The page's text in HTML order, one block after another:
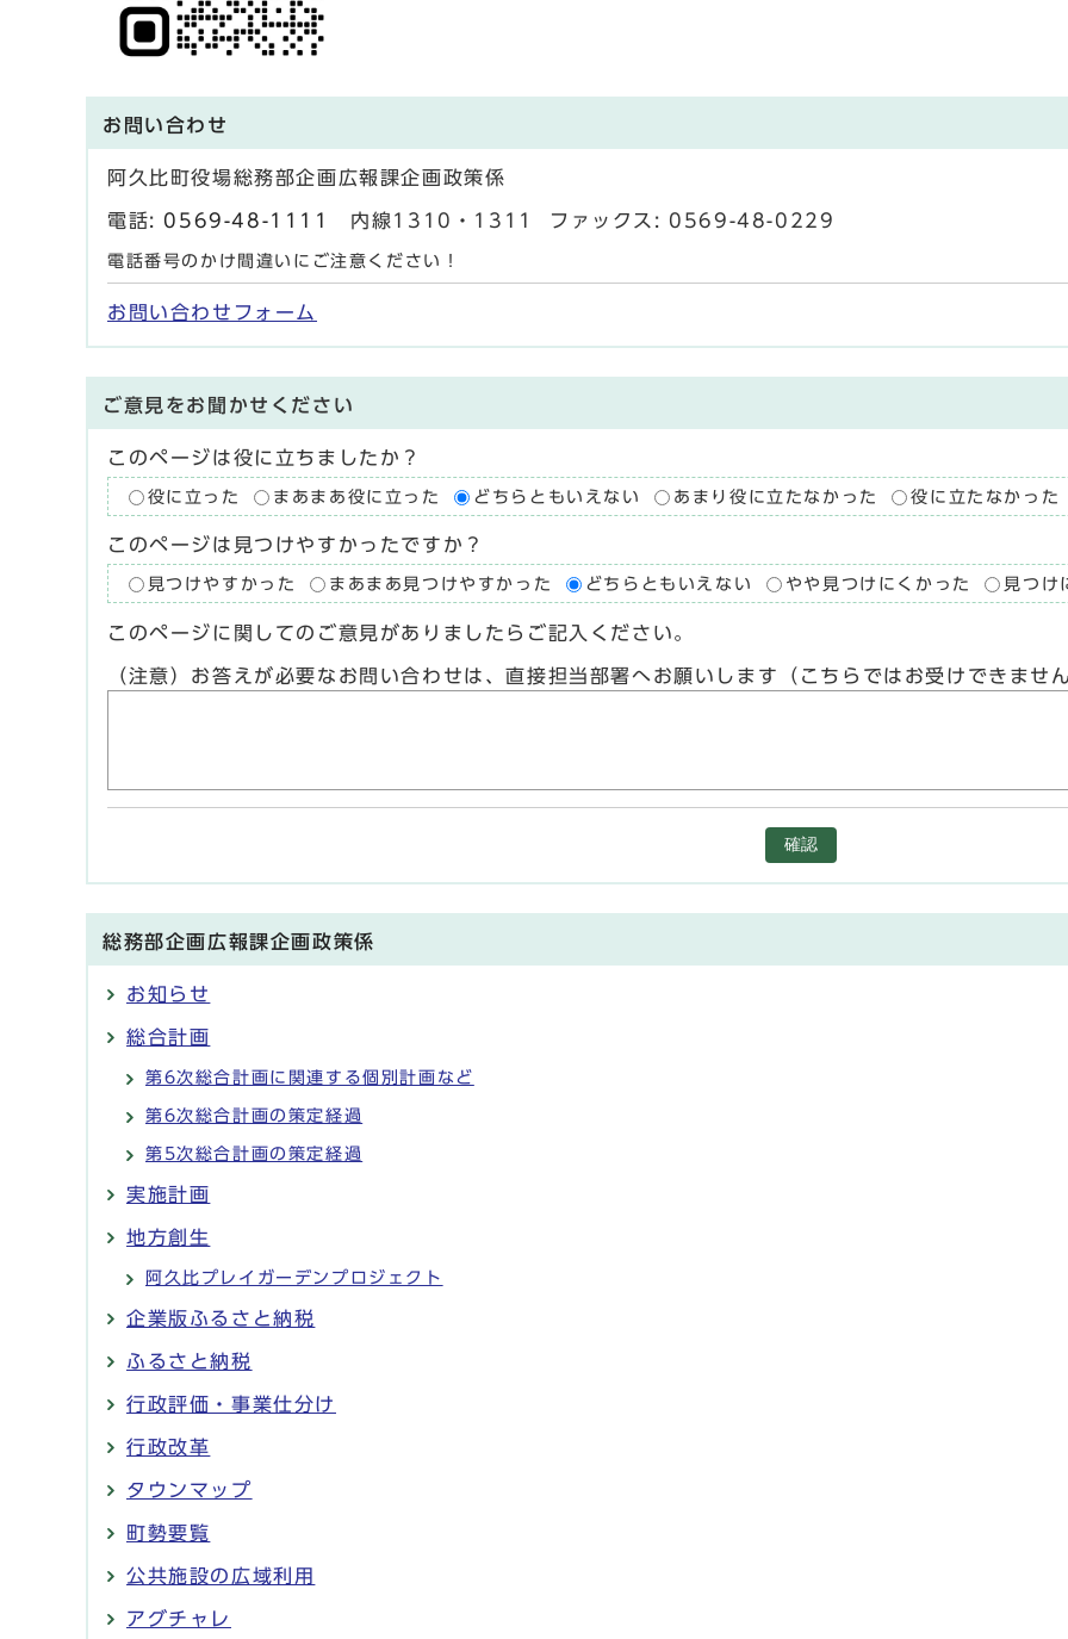
お問い合わせ
阿久比町役場総務部企画広報課企画政策係
電話: 0569-48-1111 内線1310・1311 ファックス: 0569-48-0229
電話番号のかけ間違いにご注意ください！
お問い合わせフォーム
ご意見をお聞かせください
このページは役に立ちましたか？
役に立った まあまあ役に立った どちらともいえない あまり役に立たなかった 役に立たなかった
このページは見つけやすかったですか？
見つけやすかった まあまあ見つけやすかった どちらともいえない やや見つけにくかった 見つけ
このページに関してのご意見がありましたらご記入ください。
（注意）お答えが必要なお問い合わせは、直接担当部署へお願いします（こちらではお受けできません
確認
総務部企画広報課企画政策係
お知らせ
総合計画
第6次総合計画に関連する個別計画など
第6次総合計画の策定経過
第5次総合計画の策定経過
実施計画
地方創生
阿久比プレイガーデンプロジェクト
企業版ふるさと納税
ふるさと納税
行政評価・事業仕分け
行政改革
タウンマップ
町勢要覧
公共施設の広域利用
アグチャレ